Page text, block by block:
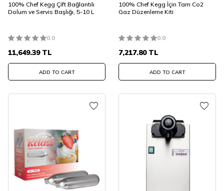
100% Chef Kegg Çift Bağlantılı
Dolum ve Servis Başlığı, 5-10 L
0.0
11,649.39TL
ADD TO CART
100% Chef Kegg İçin Tam Co2
Gaz Düzenleme Kiti
0.0
7,217.80TL
ADD TO CART